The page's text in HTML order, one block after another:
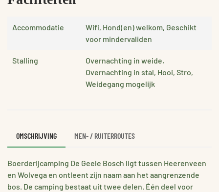
Accommodatie
Wifi, Hond(en) welkom, Geschikt
voor mindervaliden
Stalling
Overnachting in weide,
Overnachting in stal, Hooi, Stro,
Weidegang mogelijk
OMSCHRIJVING MEN- / RUITERROUTES
Boerderijcamping De Geele Bosch ligt tussen Heerenveen
en Wolvega en ontleent zijn naam aan het aangrenzende
bos. De camping bestaat uit twee delen. Één deel voor